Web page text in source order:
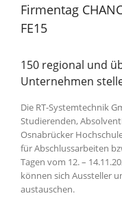
Firmentag
FE15
150 regional und
Unternehmen
Die RT-Systemtechnik
Studierenden,
Osnabrücker
für Abschlussarbeiten
Tagen vom 12. –
können sich Aussteller
austauschen.